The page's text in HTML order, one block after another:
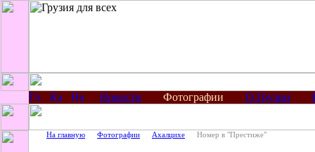
Новости Фотографии О Грузии
На главную Фотографии Ахалцихе Номер в "Престиже"